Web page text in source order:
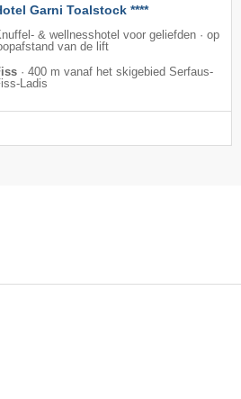
Garni Toalstock ****
& wellnesshotel voor geliefden · op
van de lift
· 400 m vanaf het skigebied Serfaus-
Ladis